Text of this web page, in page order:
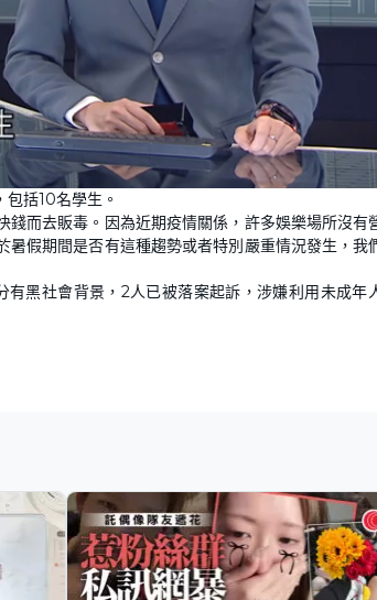
括10名學生。
而去販毒。因為近期疫情關係，許多娛樂場所沒有
假期間是否有這種趨勢或者特別嚴重情況發生，我
黑社會背景，2人已被落案起訴，涉嫌利用未成年